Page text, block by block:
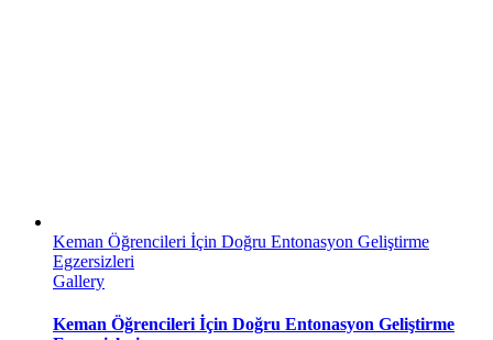
Keman Öğrencileri İçin Doğru Entonasyon Geliştirme
Egzersizleri
Gallery
Keman Öğrencileri İçin Doğru Entonasyon Geliştirme